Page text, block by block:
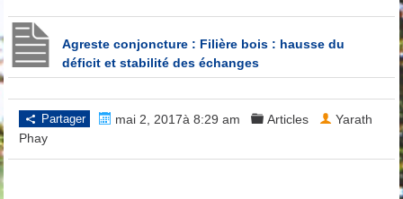
Agreste conjoncture : Filière bois : hausse du
déficit et stabilité des échanges
Partager mai 2, 2017à 8:29 am Articles
Yarath
Phay